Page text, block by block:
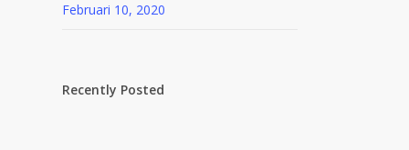
Februari 10, 2020
Recently Posted